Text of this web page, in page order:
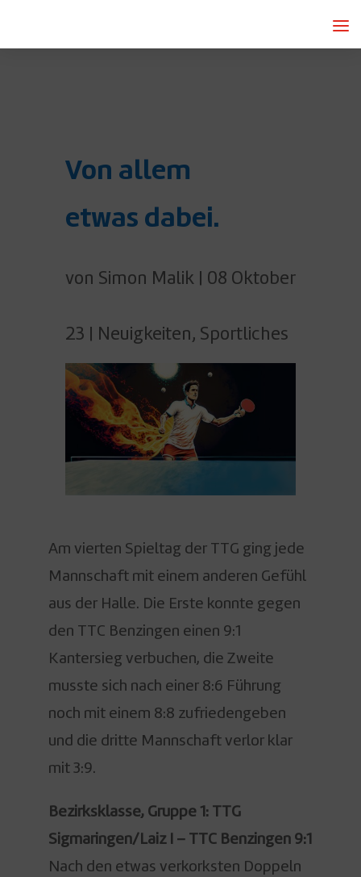
Von allem
etwas dabei.
von Simon Malik| 08 Oktober
23 Neuigkeiten, Sportliches
Am vierten Spieltag der TTG ging jede
Mannschaft mit einem anderen Gefühl
aus der Halle. Die Erste konnte gegen
den TTC Benzingen einen 9:1
Kantersieg verbuchen, die Zweite
musste sich nach einer 8:6 Führung
noch mit einem 8:8 zufriedengeben
und die dritte Mannschaft verlor klar
mit 3:9.
Bezirksklasse, Gruppe 1: TTG
Sigmaringen/Laiz I – TTC Benzingen 9:1
Nach den etwas verkorksten Doppeln